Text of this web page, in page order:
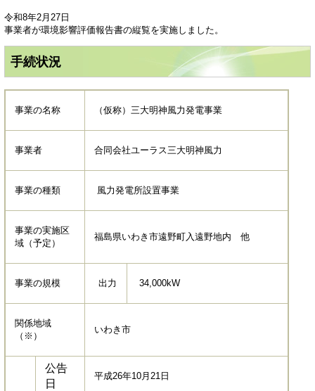
令和8年2月27日
事業者が環境影響評価報告書の縦覧を実施しました。
手続状況
事業の名称 （仮称）三大明神風力発電事業
事業者 合同会社ユーラス三大明神風力
事業の種類 風力発電所設置事業
事業の実施区
域（予定）
福島県いわき市遠野町入遠野地内 他
事業の規模 出力 34,000kW
関係地域
（※）
いわき市
公告
日
平成26年10月21日